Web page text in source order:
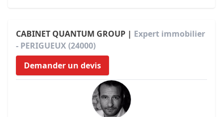
CABINET QUANTUM GROUP | Expert immobilier
- PERIGUEUX (24000)
Demander un devis